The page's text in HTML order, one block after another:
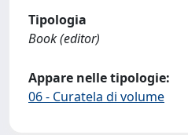
Tipologia
Book (editor)
Appare nelle tipologie:
06 - Curatela di volume